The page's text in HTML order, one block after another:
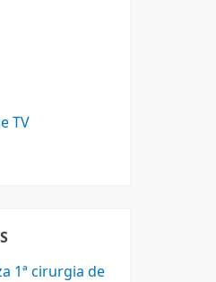
TV
1ª cirurgia de